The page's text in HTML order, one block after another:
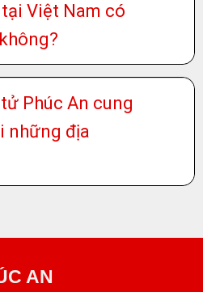
Việt Nam có
Phúc An cung
những địa
AN